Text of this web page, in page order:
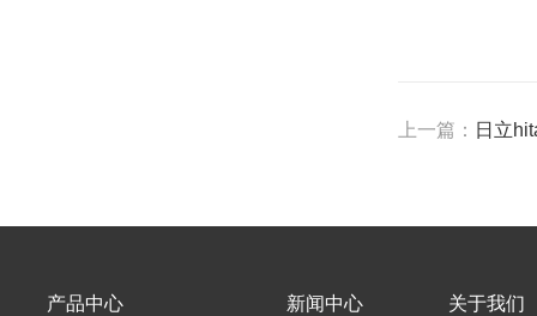
上一篇： 日立
产品中心 新闻中心 关于我们